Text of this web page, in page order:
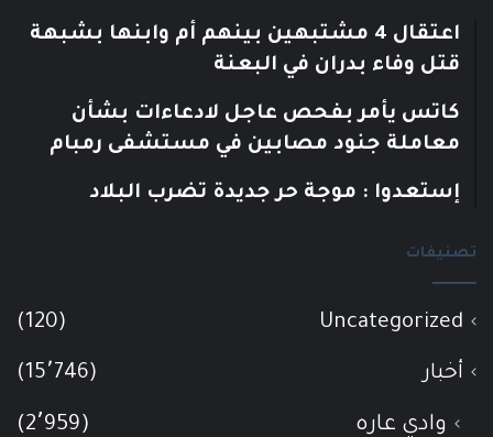
اعتقال 4 مشتبهين بينهم أم وابنها بشبهة
قتل وفاء بدران في البعنة
كاتس يأمر بفحص عاجل لادعاءات بشأن
معاملة جنود مصابين في مستشفى رمبام
إستعدوا : موجة حر جديدة تضرب البلاد
تصنيفات
Uncategorized
(120)
أخبار (15٬746)
وادي عاره (2٬959)